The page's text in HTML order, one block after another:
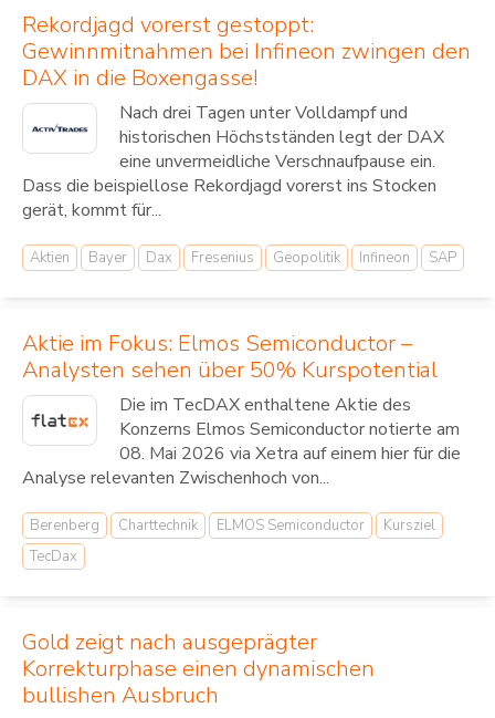
Rekordjagd vorerst gestoppt:
Gewinnmitnahmen bei Infineon zwingen den
DAX in die Boxengasse!
Nach drei Tagen unter Volldampf und
historischen Höchstständen legt der DAX
eine unvermeidliche Verschnaufpause ein.
Dass die beispiellose Rekordjagd vorerst ins Stocken
gerät, kommt für...
Aktien Bayer Dax Fresenius Geopolitik Infineon SAP
Aktie im Fokus: Elmos Semiconductor –
Analysten sehen über 50% Kurspotential
Die im TecDAX enthaltene Aktie des
Konzerns Elmos Semiconductor notierte am
08. Mai 2026 via Xetra auf einem hier für die
Analyse relevanten Zwischenhoch von...
Berenberg Charttechnik ELMOS Semiconductor
Kursziel
TecDax
Gold zeigt nach ausgeprägter
Korrekturphase einen dynamischen
bullishen Ausbruch